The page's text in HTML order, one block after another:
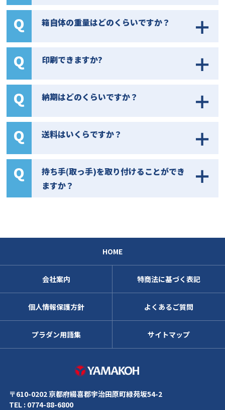
箱自体の重量はどのくらいですか？
印刷できますか?
納期はどのくらいですか？
送料はいくらですか？
持ち手(取っ手)を取り付けることができ
ますか？
HOME
会社案内 特商法に基づく表記
個人情報保護方針 よくあるご質問
プラダン用語集 サイトマップ
〒610-0202 京都府綴喜郡宇治田原町緑苑坂54-2
TEL : 0774-88-6800